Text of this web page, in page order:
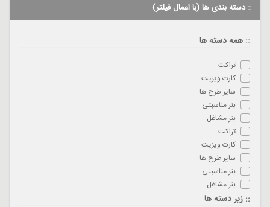
:: دسته بندی ها (با اعمال فیلتر)
:: همه دسته ها
تراکت
کارت ویزیت
سایر طرح ها
بنر مناسبتی
بنر مشاغل
تراکت
کارت ویزیت
سایر طرح ها
بنر مناسبتی
بنر مشاغل
:: زیر دسته ها